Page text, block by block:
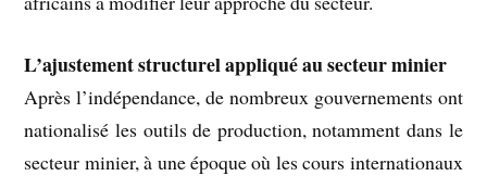
L’ajustement structurel appliqué au secteur minier
Après l’indépendance, de nombreux gouvernements ont
nationalisé les outils de production, notamment dans le
secteur minier, à une époque où les cours internationaux